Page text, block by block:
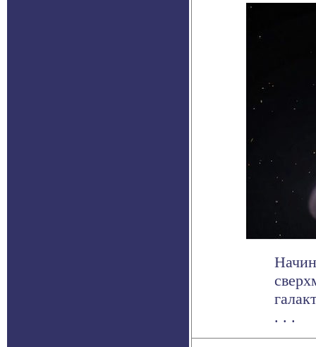
. . .